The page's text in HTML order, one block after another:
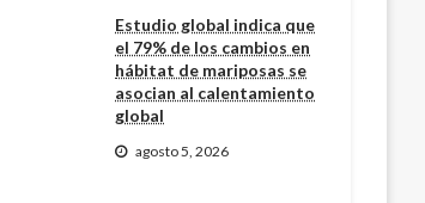
Estudio global indica que
el 79% de los cambios en
hábitat de mariposas se
asocian al calentamiento
global
agosto 5, 2026